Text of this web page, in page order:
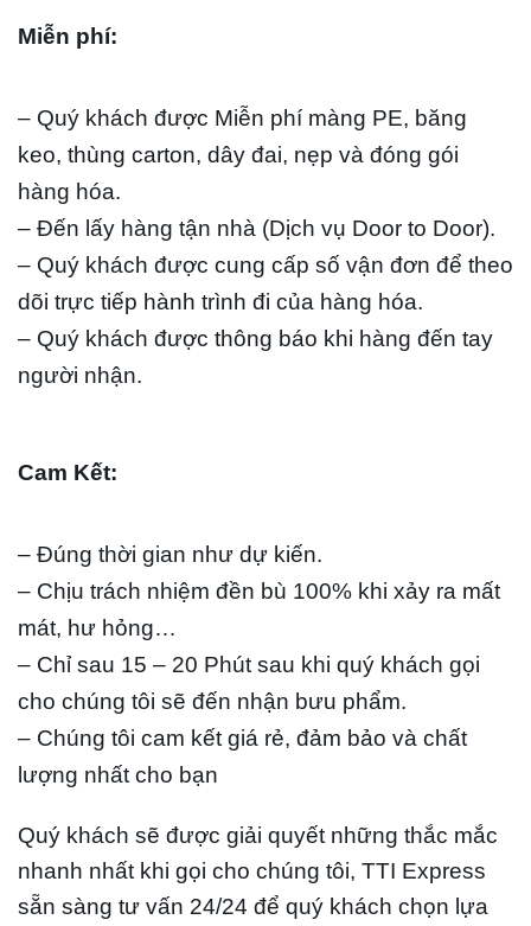
Miễn phí:
– Quý khách được Miễn phí màng PE, băng
keo, thùng carton, dây đai, nẹp và đóng gói
hàng hóa.
– Đến lấy hàng tận nhà (Dịch vụ Door to Door).
– Quý khách được cung cấp số vận đơn để theo
dõi trực tiếp hành trình đi của hàng hóa.
– Quý khách được thông báo khi hàng đến tay
người nhận.
Cam Kết:
– Đúng thời gian như dự kiến.
– Chịu trách nhiệm đền bù 100% khi xảy ra mất
mát, hư hỏng…
– Chỉ sau 15 – 20 Phút sau khi quý khách gọi
cho chúng tôi sẽ đến nhận bưu phẩm.
– Chúng tôi cam kết giá rẻ, đảm bảo và chất
lượng nhất cho bạn
Quý khách sẽ được giải quyết những thắc mắc
nhanh nhất khi gọi cho chúng tôi, TTI Express
sẵn sàng tư vấn 24/24 để quý khách chọn lựa